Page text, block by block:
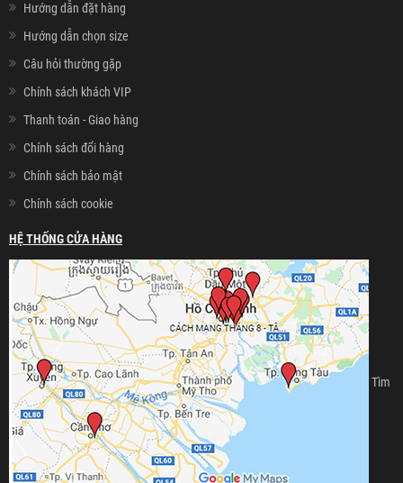
Hướng dẫn đặt hàng
Hướng dẫn chọn size
Câu hỏi thường gặp
Chính sách khách VIP
Thanh toán - Giao hàng
Chính sách đổi hàng
Chính sách bảo mật
Chính sách cookie
HỆ THỐNG CỬA HÀNG
Tìm